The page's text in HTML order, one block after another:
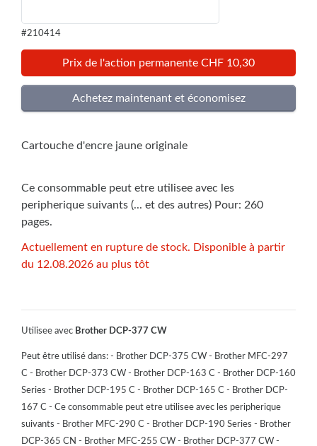
#210414
Prix de l'action permanente CHF 10,30
Cartouche d'encre jaune originale
Ce consommable peut etre utilisee avec les
peripherique suivants (... et des autres) Pour: 260
pages.
Actuellement en rupture de stock. Disponible à partir
du 12.08.2026 au plus tôt
Utilisee avec Brother DCP-377 CW
Peut être utilisé dans: - Brother DCP-375 CW - Brother MFC-297
C - Brother DCP-373 CW - Brother DCP-163 C - Brother DCP-160
Series - Brother DCP-195 C - Brother DCP-165 C - Brother DCP-
167 C - Ce consommable peut etre utilisee avec les peripherique
suivants - Brother MFC-290 C - Brother DCP-190 Series - Brother
DCP-365 CN - Brother MFC-255 CW - Brother DCP-377 CW -